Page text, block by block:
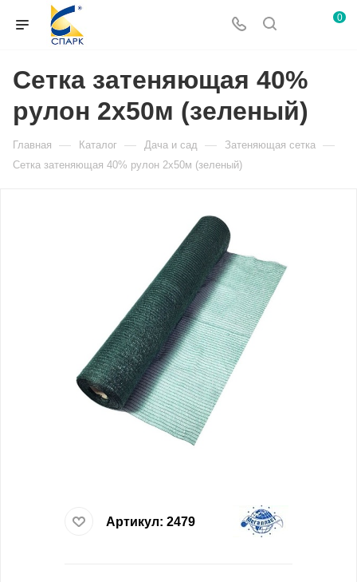
0
Сетка затеняющая 40%
рулон 2х50м (зеленый)
Главная — Каталог — Дача и сад — Затеняющая сетка —
Сетка затеняющая 40% рулон 2х50м (зеленый)
Артикул: 2479